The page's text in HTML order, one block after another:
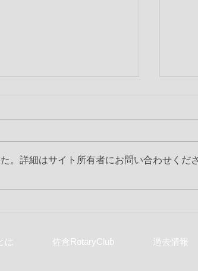
。詳細はサイト所有者にお問い合わせくだ
は 佐倉RotaryClub 過去情報